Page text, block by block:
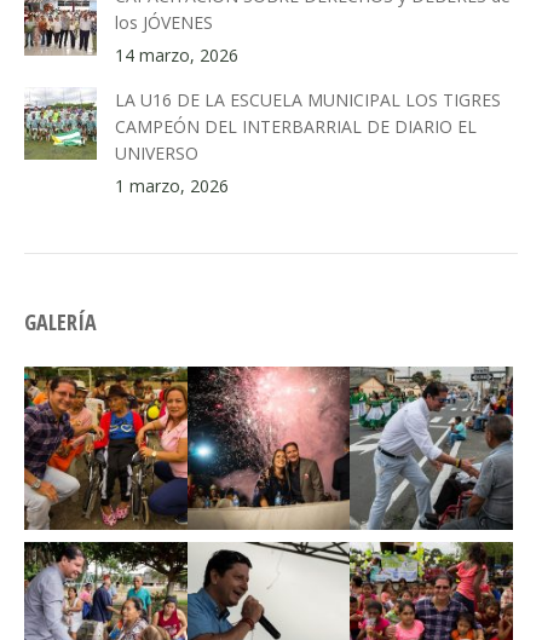
los JÓVENES
14 marzo, 2026
LA U16 DE LA ESCUELA MUNICIPAL LOS TIGRES
CAMPEÓN DEL INTERBARRIAL DE DIARIO EL
UNIVERSO
1 marzo, 2026
GALERÍA